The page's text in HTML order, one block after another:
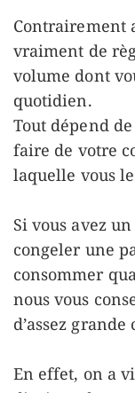
Contrairement
vraiment de
volume dont
quotidien.
Tout dépend
faire de votre
laquelle vous
Si vous avez
congeler une
consommer
nous vous
d’assez grande
En effet, on a